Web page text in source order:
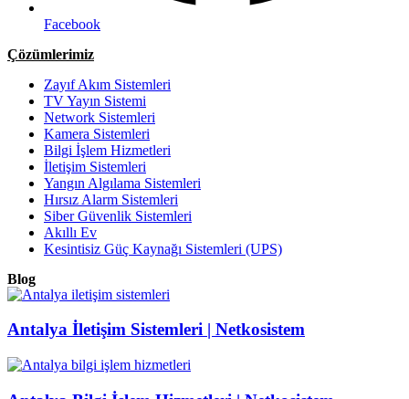
Facebook
Çözümlerimiz
Zayıf Akım Sistemleri
TV Yayın Sistemi
Network Sistemleri
Kamera Sistemleri
Bilgi İşlem Hizmetleri
İletişim Sistemleri
Yangın Algılama Sistemleri
Hırsız Alarm Sistemleri
Siber Güvenlik Sistemleri
Akıllı Ev
Kesintisiz Güç Kaynağı Sistemleri (UPS)
Blog
Antalya İletişim Sistemleri | Netkosistem